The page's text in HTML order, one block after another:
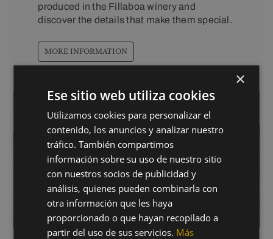
produced in the Fillaboa winery and
discover the details that make them special.
MORE INFORMATION
×
Ese sitio web utiliza cookies
Utilizamos cookies para personalizar el
contenido, los anuncios y analizar nuestro
tráfico. También compartimos
información sobre su uso de nuestro sitio
con nuestros socios de publicidad y
análisis, quienes pueden combinarla con
otra información que les haya
proporcionado o que hayan recopilado a
partir del uso de sus servicios. Más